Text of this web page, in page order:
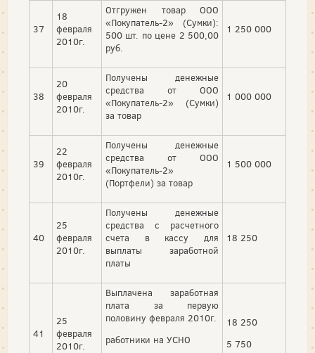
37
18
февраля
2010г.
Отгружен товар ООО
«Покупатель-2» (Сумки):
500 шт. по цене 2 500,00
руб.
1 250 000
38
20
февраля
2010г.
Получены денежные
средства от ООО
«Покупатель-2» (Сумки)
за товар
1 000 000
39
22
февраля
2010г.
Получены денежные
средства от ООО
«Покупатель-2»
(Портфели) за товар
1 500 000
40
25
февраля
2010г.
Получены денежные
средства с расчетного
счета в кассу для
выплаты заработной
платы
18 250
41
25
февраля
2010г.
Выплачена заработная
плата за первую
половину февраля 2010г.
работники на УСНО
18 250
5 750